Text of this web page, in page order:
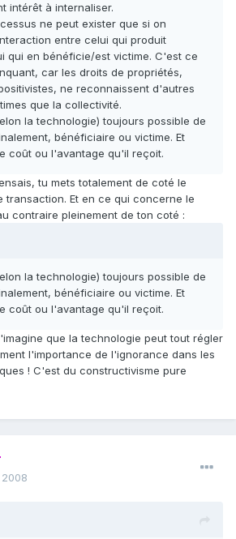
intérêt à internaliser.
ne peut exister que si on
entre celui qui produit
qui en bénéficie/est victime. C'est ce
car les droits de propriétés,
ne reconnaissent d'autres
que la collectivité.
la technologie) toujours possible de
bénéficiaire ou victime. Et
coût ou l'avantage qu'il reçoit.
tu mets totalement de coté le
transaction. Et en ce qui concerne le
contraire pleinement de ton coté :
la technologie) toujours possible de
bénéficiaire ou victime. Et
coût ou l'avantage qu'il reçoit.
que la technologie peut tout régler
l'importance de l'ignorance dans les
! C'est du constructivisme pure